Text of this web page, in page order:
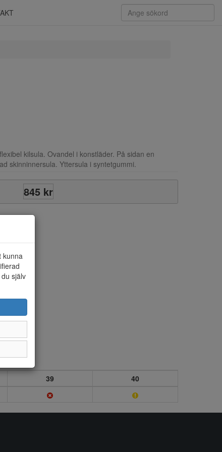
kilsula. Ovandel i konstläder. På sidan en
skinninnersula. Yttersula i syntetgummi.
845 kr
39
40
kunna
själv